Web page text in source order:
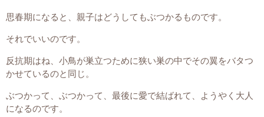
思春期になると、親子はどうしてもぶつかるものです。
それでいいのです。
反抗期はね、小鳥が巣立つために狭い巣の中でその翼をバタつ
かせているのと同じ。
ぶつかって、ぶつかって、最後に愛で結ばれて、ようやく大人
になるのです。